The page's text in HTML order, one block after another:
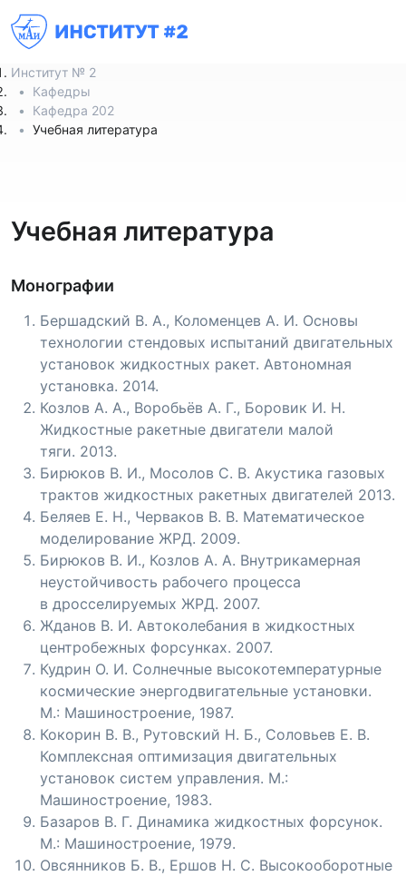
Институт № 2
Кафедры
Кафедра 202
Учебная литература
Учебная литература
Монографии
Бершадский В. А., Коломенцев А. И. Основы
технологии стендовых испытаний двигательных
установок жидкостных ракет. Автономная
установка. 2014.
Козлов А. А., Воробьёв А. Г., Боровик И. Н.
Жидкостные ракетные двигатели малой
тяги. 2013.
Бирюков В. И., Мосолов С. В. Акустика газовых
трактов жидкостных ракетных двигателей 2013.
Беляев Е. Н., Черваков В. В. Математическое
моделирование ЖРД. 2009.
Бирюков В. И., Козлов А. А. Внутрикамерная
неустойчивость рабочего процесса
в дросселируемых ЖРД. 2007.
Жданов В. И. Автоколебания в жидкостных
центробежных форсунках. 2007.
Кудрин О. И. Солнечные высокотемпературные
космические энергодвигательные установки.
М.: Машиностроение, 1987.
Кокорин В. В., Рутовский Н. Б., Соловьев Е. В.
Комплексная оптимизация двигательных
установок систем управления. М.:
Машиностроение, 1983.
Базаров В. Г. Динамика жидкостных форсунок.
М.: Машиностроение, 1979.
Овсянников Б. В., Ершов Н. С. Высокооборотные